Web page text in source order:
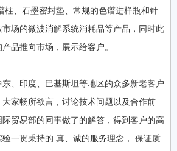
柱、石墨密封垫、常规的色谱进样瓶和针
场的微波消解系统消耗品等产品，同时此
品推向市场，展示给客户。
东、印度、巴基斯坦等地区的众多新老客户
家畅所欲言，讨论技术问题以及合作前
贸易部的同事做了的解答，得到客户的高
一贯秉持的 真、诚的服务理念， 保证质